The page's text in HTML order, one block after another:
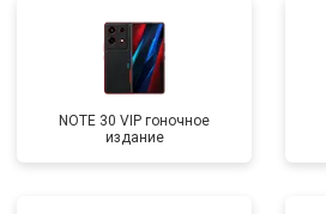
NOTE 30 VIP гоночное
издание